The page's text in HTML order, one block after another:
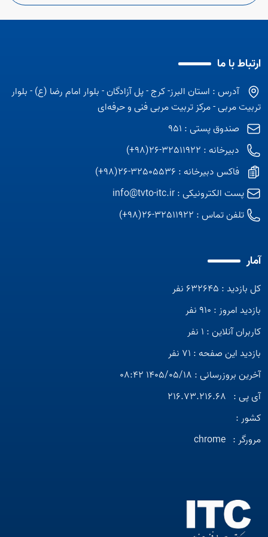
ارتباط با ما
آدرس : استان البرز- کرج - پل آزادگان - بلوار امام رضا (ع) - بلوار
تربیت مربی - مرکز تربیت مربی فنی و حرفه‌ای
صندوق پستی : 951
دبیرخانه : 32511922-26(98+)
فاکس دبیرخانه : 32505536-26(98+)
پست الکترونیکی :info@tvto-itc.ir
تلفن تماس : 32511922-26(98+)
آمار
کل بازدید : 632645 نفر
بازدید امروز : 910 نفر
کاربران آنلاین : 1 نفر
بازدید این صفحه : 71 نفر
آخرین بروزرسانی : 1405/05/18 08:42
آی پی : 216.73.216.68
کشور :
مرورگر : chrome